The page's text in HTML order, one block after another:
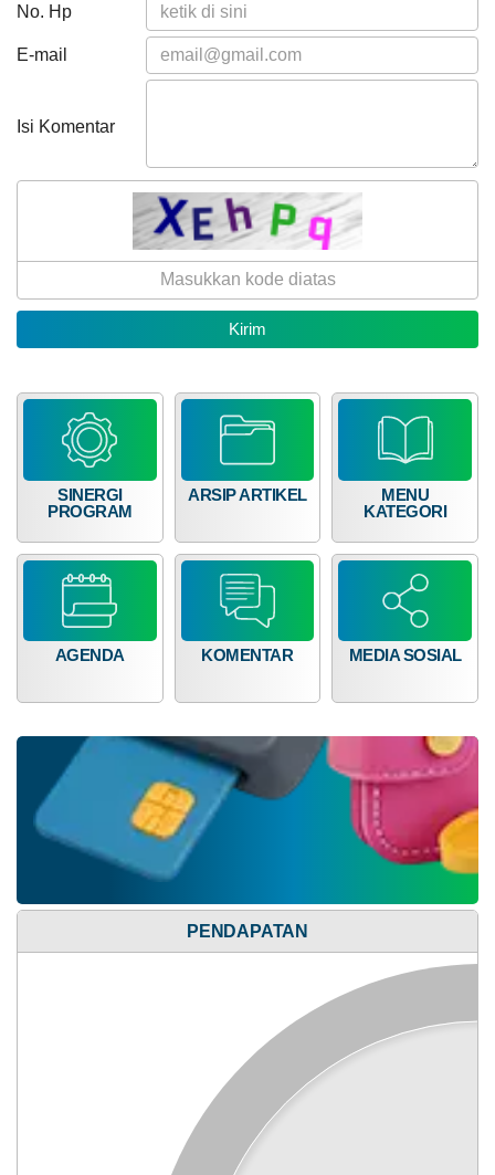
No. Hp
E-mail
Isi Komentar
SINERGI
PROGRAM
ARSIP ARTIKEL
April
2025
710
Pemerintah
MENU
KATEGORI
AGENDA KOMENTAR MEDIA SOSIAL
PENDAPATAN
Bagi Hasil Pajak Dan Retribusi
Anggaran
127.611.700,00
Realisasi
RP 0,00
Alokasi Dana Desa